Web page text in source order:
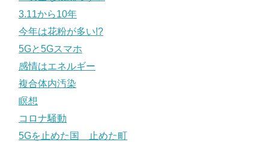
3.11から10年
今年は花粉が多い!?
5Gと5Gスマホ
感情はエネルギー
複合体内汚染
瞑想
コロナ騒動
5Gを止めた国 止めた町